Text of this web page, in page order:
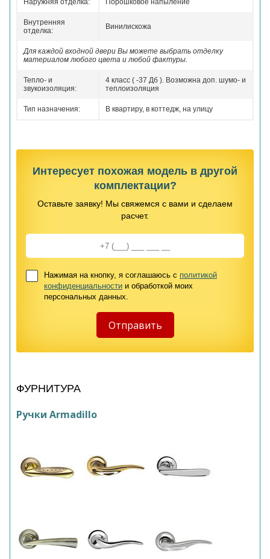
Наружняя отделка: Порошковое напыление
Внутренняя
отделка:
Винилискожа
Для каждой входной двери Вы можете выбрать отделку
материалом любого цвета и любой фактуры.
Тепло- и
звукоизоляция:
4 класс ( -37 Дб ). Возможна доп. шумо- и
теплоизоляция
Тип назначения: В квартиру, в коттедж, на улицу
Интересует похожая модель в другой
комплектации?
Оставьте заявку! Мы свяжемся с вами и сделаем
расчет.
Нажимая на кнопку, я соглашаюсь с политикой
конфиденциальности и обработкой моих
персональных данных.
ФУРНИТУРА
Ручки Armadillo